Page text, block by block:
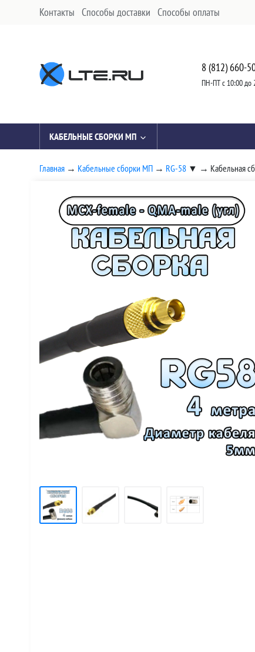
Контакты Способы доставки Способы оплаты
8 (812) 660-
ПН-ПТ с 10:00 до
КАБЕЛЬНЫЕ СБОРКИ МП
Главная → Кабельные сборки МП → RG-58 ▼ → Кабельная